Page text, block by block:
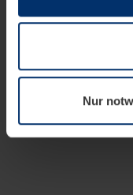
wenn diese für den
notwendig sind. Für
wir Ihre Erlaubnis.
widerrufen.
Nur